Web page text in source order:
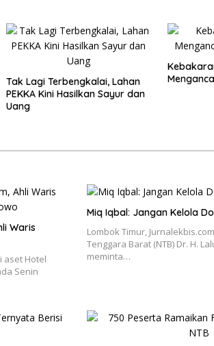
Tak Lagi Terbengkalai, Lahan
PEKKA Kini Hasilkan Sayur dan
Uang
Waris
aset Hotel
Senin
Miq Iqbal: Jangan Kelola
Lombok Timur,
Tenggara Barat (NTB) Dr. H.
meminta…